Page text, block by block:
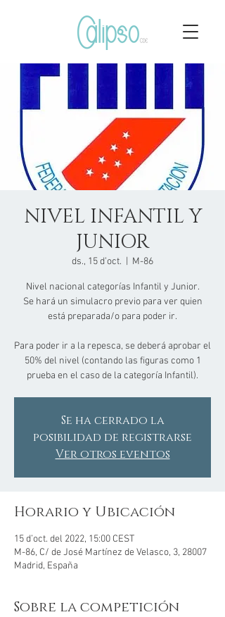
NIVEL INFANTIL Y
JUNIOR
ds., 15 d’oct. M-86
Nivel nacional categorías Infantil y Junior.
Se hará un simulacro previo para ver quien
está preparada/o para poder ir.
Para poder ir a la repesca, se deberá aprobar el
50% del nivel (contando las figuras como 1
prueba en el caso de la categoría Infantil).
Se ha cerrado la
posibilidad de registrarse
Ver otros eventos
Horario y Ubicación
15 d’oct. del 2022, 15:00 CEST
M-86, C/ de José Martínez de Velasco, 3, 28007
Madrid, España
Sobre la competición